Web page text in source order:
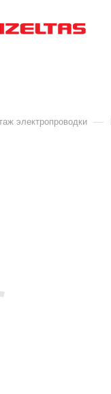
электропроводки —